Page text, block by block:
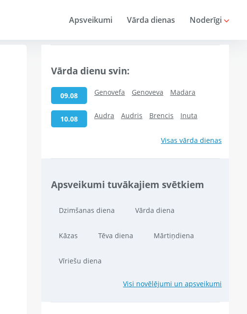
Apsveikumi Vārda dienas Noderīgi
Vārda dienu svin:
09.08 Genovefa Genoveva Madara
10.08 Audra Audris Brencis Inuta
Visas vārda dienas
Apsveikumi tuvākajiem svētkiem
Dzimšanas diena Vārda diena
Kāzas Tēva diena Mārtiņdiena
Vīriešu diena
Visi novēlējumi un apsveikumi